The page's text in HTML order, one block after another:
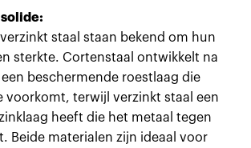
solide:
staal staan bekend om hun
sterkte. Cortenstaal ontwikkelt na
beschermende roestlaag die
voorkomt, terwijl verzinkt staal een
heeft die het metaal tegen
Beide materialen zijn ideaal voor